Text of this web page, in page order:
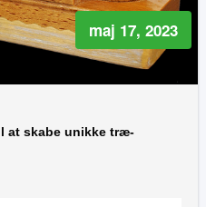
maj 17, 2023
at skabe unikke træ-